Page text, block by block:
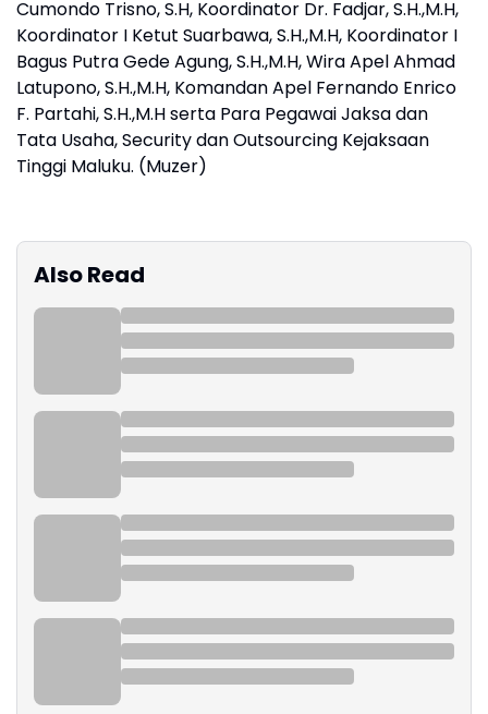
Cumondo Trisno, S.H, Koordinator Dr. Fadjar, S.H.,M.H,
Koordinator I Ketut Suarbawa, S.H.,M.H, Koordinator I
Bagus Putra Gede Agung, S.H.,M.H, Wira Apel Ahmad
Latupono, S.H.,M.H, Komandan Apel Fernando Enrico
F. Partahi, S.H.,M.H serta Para Pegawai Jaksa dan
Tata Usaha, Security dan Outsourcing Kejaksaan
Tinggi Maluku. (Muzer)
Also Read